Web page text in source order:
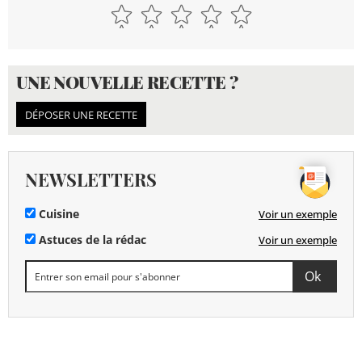
UNE NOUVELLE RECETTE ?
DÉPOSER UNE RECETTE
NEWSLETTERS
Cuisine Voir un exemple
Astuces de la rédac Voir un exemple